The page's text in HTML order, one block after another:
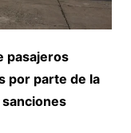
pasajeros
por parte de la